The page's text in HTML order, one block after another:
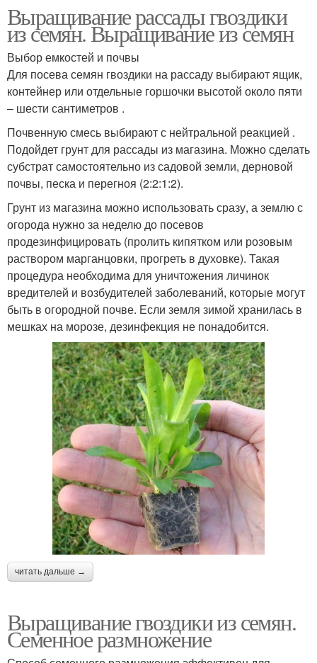
Выращивание рассады гвоздики
из семян. Выращивание из семян
Выбор емкостей и почвы
Для посева семян гвоздики на рассаду выбирают ящик,
контейнер или отдельные горшочки высотой около пяти
– шести сантиметров .
Почвенную смесь выбирают с нейтральной реакцией .
Подойдет грунт для рассады из магазина. Можно сделать
субстрат самостоятельно из садовой земли, дерновой
почвы, песка и перегноя (2:2:1:2).
Грунт из магазина можно использовать сразу, а землю с
огорода нужно за неделю до посевов
продезинфицировать (пролить кипятком или розовым
раствором марганцовки, прогреть в духовке). Такая
процедура необходима для уничтожения личинок
вредителей и возбудителей заболеваний, которые могут
быть в огородной почве. Если земля зимой хранилась в
мешках на морозе, дезинфекция не понадобится.
читать дальше →
Выращивание гвоздики из семян.
Семенное размножение